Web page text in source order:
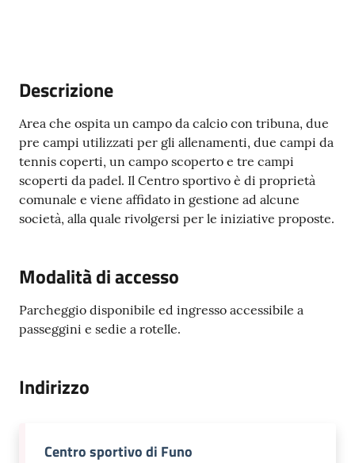
Seguici
su
Descrizione
Area che ospita un campo da calcio con tribuna, due
pre campi utilizzati per gli allenamenti, due campi da
tennis coperti, un campo scoperto e tre campi
scoperti da padel. Il Centro sportivo è di proprietà
comunale e viene affidato in gestione ad alcune
società, alla quale rivolgersi per le iniziative proposte.
Modalità di accesso
Parcheggio disponibile ed ingresso accessibile a
passeggini e sedie a rotelle.
Indirizzo
Centro sportivo di Funo